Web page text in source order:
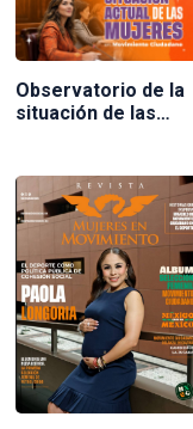
Observatorio de la
situación de las
Ciudadano